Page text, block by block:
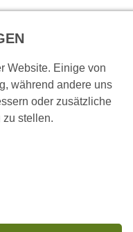
Website. Einige von
während andere uns
oder zusätzliche
zu stellen.